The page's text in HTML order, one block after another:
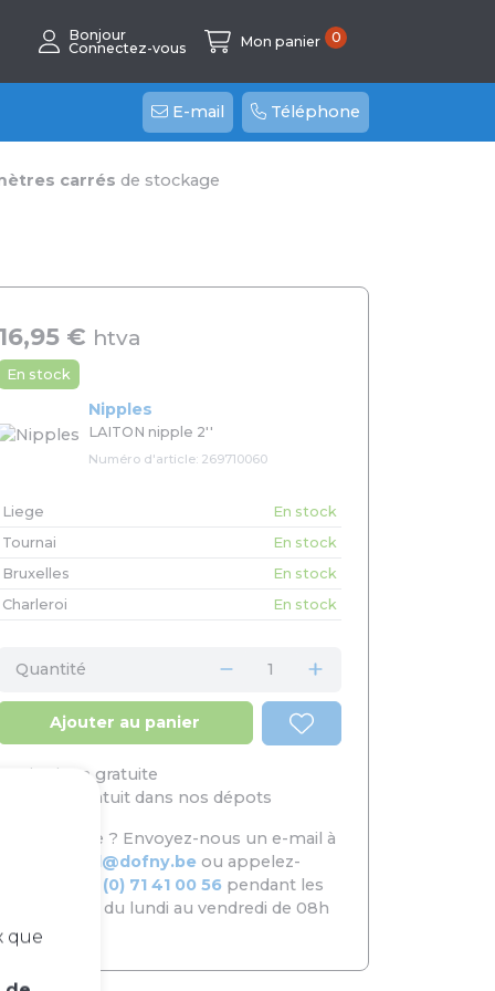
Bonjour
Connectez-vous
Mon panier 0
E-mail Téléphone
carrés de stockage
16,95 € htva
En stock
Nipples
LAITON nipple 2''
Numéro d'article: 269710060
Liege
En stock
Tournai
En stock
Bruxelles
En stock
Charleroi
En stock
Quantité
Ajouter au panier
Livraison gratuite
Retrait gratuit dans nos dépots
Besoin d’aide ? Envoyez-nous un e-mail à
commercial@dofny.beou appelez-
+32 (0) 71 41 00 56pendant les
jours ouvrés du lundi au vendredi de 08h
16h40.
que